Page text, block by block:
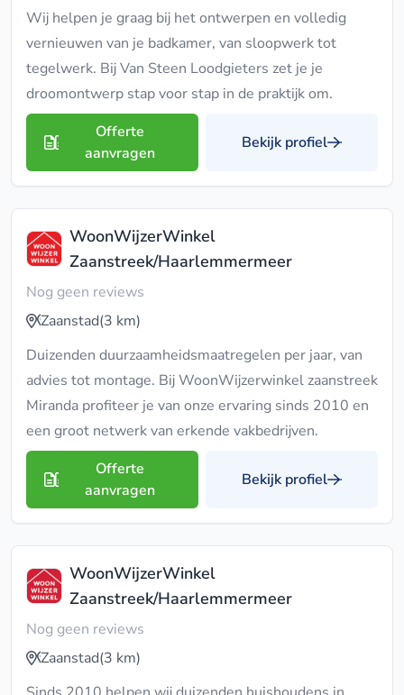
Wij helpen je graag bij het ontwerpen en volledig
vernieuwen van je badkamer, van sloopwerk tot
tegelwerk. Bij Van Steen Loodgieters zet je je
droomontwerp stap voor stap in de praktijk om.
Offerte
aanvragen
Bekijk profiel
WoonWijzerWinkel
Zaanstreek/Haarlemmermeer
Nog geen reviews
Zaanstad(3 km)
Duizenden duurzaamheidsmaatregelen per jaar, van
advies tot montage. Bij WoonWijzerwinkel zaanstreek
Miranda profiteer je van onze ervaring sinds 2010 en
een groot netwerk van erkende vakbedrijven.
Offerte
aanvragen
Bekijk profiel
WoonWijzerWinkel
Zaanstreek/Haarlemmermeer
Nog geen reviews
Zaanstad(3 km)